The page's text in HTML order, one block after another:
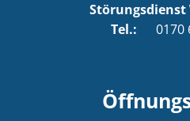
Störungsdienst
Tel.: 0170